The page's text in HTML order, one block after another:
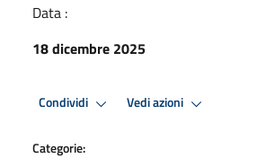
Data :
18 dicembre 2025
Condividi Vedi azioni
Categorie: